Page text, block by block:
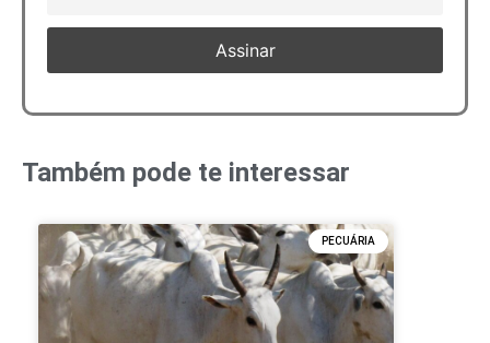
Também pode te interessar
PECUÁRIA